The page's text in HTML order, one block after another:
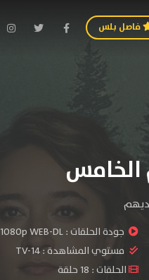
فاصل بلس
جودة الحلقات :1080p WEB-DL
مستوي المشاهدة :TV-14
الحلقات : 18 حلقة